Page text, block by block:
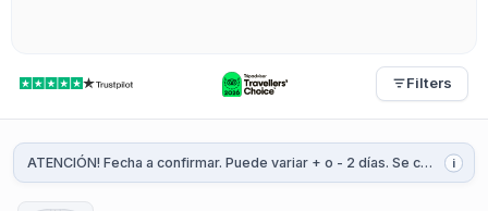
Filters
ATENCIÓN! Fecha a confirmar. Puede variar + o - 2 días. Se confirmará 1 o 2 semanas antes del partido. // Si aterriza en Buenos Aires después de las 10 am, debe comprar con entrega a domicilio (solo disponible en Ciudad de Buenos Aires). i